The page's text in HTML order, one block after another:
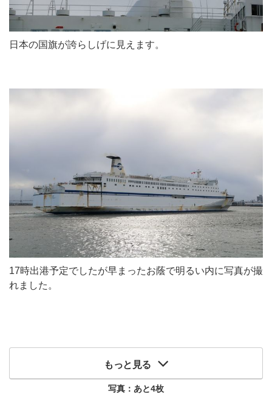
日本の国旗が誇らしげに見えます。
17時出港予定でしたが早まったお蔭で明るい内に写真が撮
れました。
もっと見る
写真：あと4枚